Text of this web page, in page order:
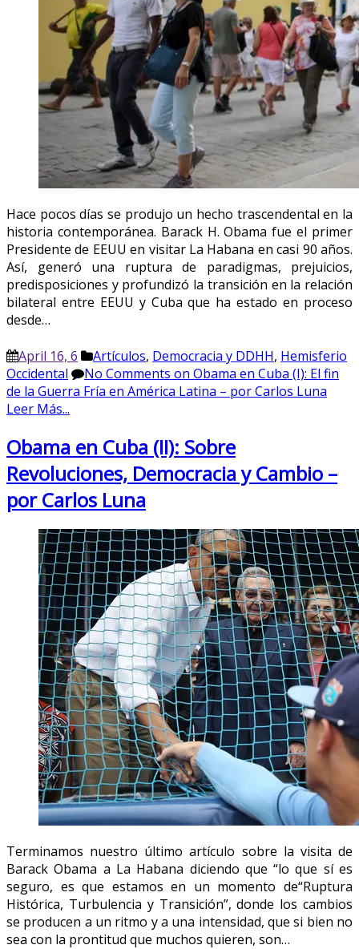
Hace pocos días se produjo un hecho trascendental en la
historia contemporánea. Barack H. Obama fue el primer
Presidente de EEUU en visitar La Habana en casi 90 años.
Así, generó una ruptura de paradigmas, prejuicios,
predisposiciones y profundizó la transición en la relación
bilateral entre EEUU y Cuba que ha estado en proceso
desde…
April 16, 6 Artículos, Democracia y DDHH, Hemisferio
Occidental
No Comments on Obama en Cuba (I): El fin
de la Guerra Fría en América Latina – por Carlos Luna
Leer Más...
Obama en Cuba (II): Sobre
Revoluciones, Democracia y Cambio –
por Carlos Luna
Terminamos nuestro último artículo sobre la visita de
Barack Obama a La Habana diciendo que “lo que sí es
seguro, es que estamos en un momento de“Ruptura
Histórica, Turbulencia y Transición”, donde los cambios
se producen a un ritmo y a una intensidad, que si bien no
sea con la prontitud que muchos quieren, son…